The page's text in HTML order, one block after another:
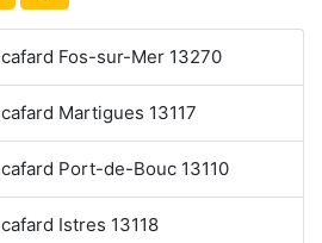
Fos-sur-Mer 13270
Martigues 13117
Port-de-Bouc 13110
Istres 13118